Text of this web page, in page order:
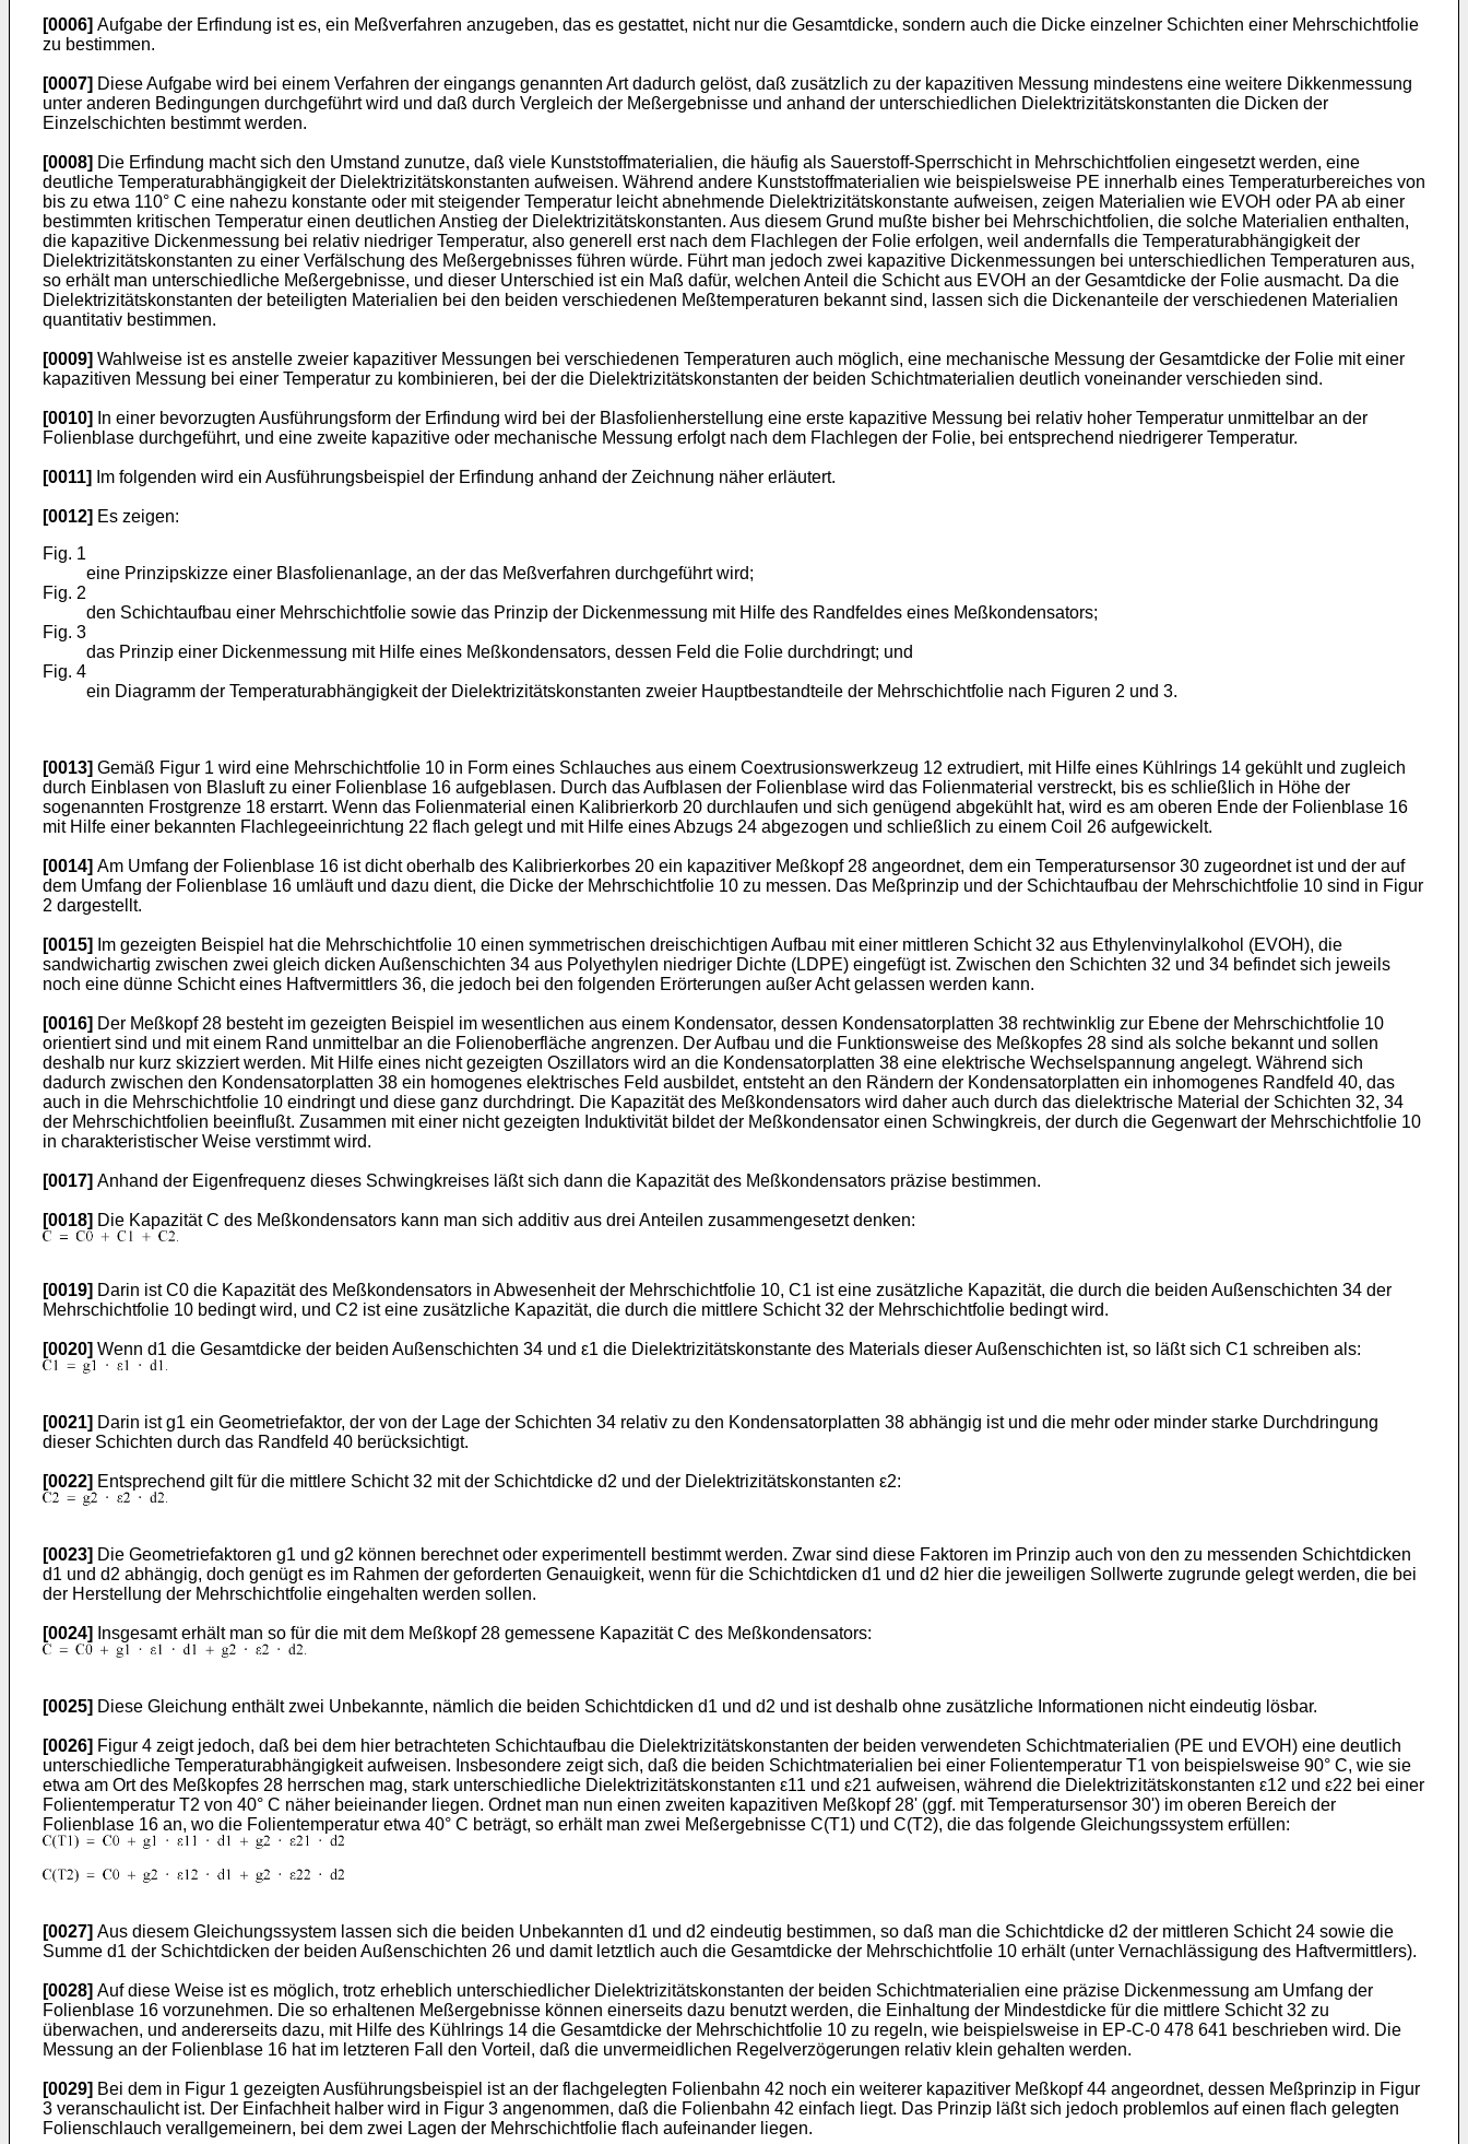
[0006] Aufgabe der Erfindung ist es, ein Meßverfahren anzugeben, das es gestattet, nicht nur die Gesamtdicke, sondern auch die Dicke einzelner Schichten einer Mehrschichtfolie
zu bestimmen.
[0007] Diese Aufgabe wird bei einem Verfahren der eingangs genannten Art dadurch gelöst, daß zusätzlich zu der kapazitiven Messung mindestens eine weitere Dikkenmessung
unter anderen Bedingungen durchgeführt wird und daß durch Vergleich der Meßergebnisse und anhand der unterschiedlichen Dielektrizitätskonstanten die Dicken der
Einzelschichten bestimmt werden.
[0008] Die Erfindung macht sich den Umstand zunutze, daß viele Kunststoffmaterialien, die häufig als Sauerstoff-Sperrschicht in Mehrschichtfolien eingesetzt werden, eine
deutliche Temperaturabhängigkeit der Dielektrizitätskonstanten aufweisen. Während andere Kunststoffmaterialien wie beispielsweise PE innerhalb eines Temperaturbereiches von
bis zu etwa 110° C eine nahezu konstante oder mit steigender Temperatur leicht abnehmende Dielektrizitätskonstante aufweisen, zeigen Materialien wie EVOH oder PA ab einer
bestimmten kritischen Temperatur einen deutlichen Anstieg der Dielektrizitätskonstanten. Aus diesem Grund mußte bisher bei Mehrschichtfolien, die solche Materialien enthalten,
die kapazitive Dickenmessung bei relativ niedriger Temperatur, also generell erst nach dem Flachlegen der Folie erfolgen, weil andernfalls die Temperaturabhängigkeit der
Dielektrizitätskonstanten zu einer Verfälschung des Meßergebnisses führen würde. Führt man jedoch zwei kapazitive Dickenmessungen bei unterschiedlichen Temperaturen aus,
so erhält man unterschiedliche Meßergebnisse, und dieser Unterschied ist ein Maß dafür, welchen Anteil die Schicht aus EVOH an der Gesamtdicke der Folie ausmacht. Da die
Dielektrizitätskonstanten der beteiligten Materialien bei den beiden verschiedenen Meßtemperaturen bekannt sind, lassen sich die Dickenanteile der verschiedenen Materialien
quantitativ bestimmen.
[0009] Wahlweise ist es anstelle zweier kapazitiver Messungen bei verschiedenen Temperaturen auch möglich, eine mechanische Messung der Gesamtdicke der Folie mit einer
kapazitiven Messung bei einer Temperatur zu kombinieren, bei der die Dielektrizitätskonstanten der beiden Schichtmaterialien deutlich voneinander verschieden sind.
[0010]
In einer bevorzugten Ausführungsform der Erfindung wird bei der Blasfolienherstellung eine erste kapazitive Messung bei relativ hoher Temperatur unmittelbar an der
Folienblase durchgeführt, und eine zweite kapazitive oder mechanische Messung erfolgt nach dem Flachlegen der Folie, bei entsprechend niedrigerer Temperatur.
[0011] Im folgenden wird ein Ausführungsbeispiel der Erfindung anhand der Zeichnung näher erläutert.
[0012] Es zeigen:
Fig. 1
eine Prinzipskizze einer Blasfolienanlage, an der das Meßverfahren durchgeführt wird;
Fig. 2
den Schichtaufbau einer Mehrschichtfolie sowie das Prinzip der Dickenmessung mit Hilfe des Randfeldes eines Meßkondensators;
Fig. 3
das Prinzip einer Dickenmessung mit Hilfe eines Meßkondensators, dessen Feld die Folie durchdringt; und
Fig. 4
ein Diagramm der Temperaturabhängigkeit der Dielektrizitätskonstanten zweier Hauptbestandteile der Mehrschichtfolie nach Figuren 2 und 3.
[0013] Gemäß Figur 1 wird eine Mehrschichtfolie 10 in Form eines Schlauches aus einem Coextrusionswerkzeug 12 extrudiert, mit Hilfe eines Kühlrings 14 gekühlt und zugleich
durch Einblasen von Blasluft zu einer Folienblase 16 aufgeblasen. Durch das Aufblasen der Folienblase wird das Folienmaterial verstreckt, bis es schließlich in Höhe der
sogenannten Frostgrenze 18 erstarrt. Wenn das Folienmaterial einen Kalibrierkorb 20 durchlaufen und sich genügend abgekühlt hat, wird es am oberen Ende der Folienblase 16
mit Hilfe einer bekannten Flachlegeeinrichtung 22 flach gelegt und mit Hilfe eines Abzugs 24 abgezogen und schließlich zu einem Coil 26 aufgewickelt.
[0014] Am Umfang der Folienblase 16 ist dicht oberhalb des Kalibrierkorbes 20 ein kapazitiver Meßkopf 28 angeordnet, dem ein Temperatursensor 30 zugeordnet ist und der auf
dem Umfang der Folienblase 16 umläuft und dazu dient, die Dicke der Mehrschichtfolie 10 zu messen. Das Meßprinzip und der Schichtaufbau der Mehrschichtfolie 10 sind in Figur
2 dargestellt.
[0015]
Im gezeigten Beispiel hat die Mehrschichtfolie 10 einen symmetrischen dreischichtigen Aufbau mit einer mittleren Schicht 32 aus Ethylenvinylalkohol (EVOH), die
sandwichartig zwischen zwei gleich dicken Außenschichten 34 aus Polyethylen niedriger Dichte (LDPE) eingefügt ist. Zwischen den Schichten 32 und 34 befindet sich jeweils
noch eine dünne Schicht eines Haftvermittlers 36, die jedoch bei den folgenden Erörterungen außer Acht gelassen werden kann.
[0016] Der Meßkopf 28 besteht im gezeigten Beispiel im wesentlichen aus einem Kondensator, dessen Kondensatorplatten 38 rechtwinklig zur Ebene der Mehrschichtfolie 10
orientiert sind und mit einem Rand unmittelbar an die Folienoberfläche angrenzen. Der Aufbau und die Funktionsweise des Meßkopfes 28 sind als solche bekannt und sollen
deshalb nur kurz skizziert werden. Mit Hilfe eines nicht gezeigten Oszillators wird an die Kondensatorplatten 38 eine elektrische Wechselspannung angelegt. Während sich
dadurch zwischen den Kondensatorplatten 38 ein homogenes elektrisches Feld ausbildet, entsteht an den Rändern der Kondensatorplatten ein inhomogenes Randfeld 40, das
auch in die Mehrschichtfolie 10 eindringt und diese ganz durchdringt. Die Kapazität des Meßkondensators wird daher auch durch das dielektrische Material der Schichten 32, 34
der Mehrschichtfolien beeinflußt. Zusammen mit einer nicht gezeigten Induktivität bildet der Meßkondensator einen Schwingkreis, der durch die Gegenwart der Mehrschichtfolie 10
in charakteristischer Weise verstimmt wird.
[0017] Anhand der Eigenfrequenz dieses Schwingkreises läßt sich dann die Kapazität des Meßkondensators präzise bestimmen.
[0018] Die Kapazität C des Meßkondensators kann man sich additiv aus drei Anteilen zusammengesetzt denken:
[0019] Darin ist C0 die Kapazität des Meßkondensators in Abwesenheit der Mehrschichtfolie 10, C1 ist eine zusätzliche Kapazität, die durch die beiden Außenschichten 34 der
Mehrschichtfolie 10 bedingt wird, und C2 ist eine zusätzliche Kapazität, die durch die mittlere Schicht 32 der Mehrschichtfolie bedingt wird.
[0020] Wenn d1 die Gesamtdicke der beiden Außenschichten 34 und ε1 die Dielektrizitätskonstante des Materials dieser Außenschichten ist, so läßt sich C1 schreiben als:
[0021] Darin ist g1 ein Geometriefaktor, der von der Lage der Schichten 34 relativ zu den Kondensatorplatten 38 abhängig ist und die mehr oder minder starke Durchdringung
dieser Schichten durch das Randfeld 40 berücksichtigt.
[0022] Entsprechend gilt für die mittlere Schicht 32 mit der Schichtdicke d2 und der Dielektrizitätskonstanten ε2:
[0023] Die Geometriefaktoren g1 und g2 können berechnet oder experimentell bestimmt werden. Zwar sind diese Faktoren im Prinzip auch von den zu messenden Schichtdicken
d1 und d2 abhängig, doch genügt es im Rahmen der geforderten Genauigkeit, wenn für die Schichtdicken d1 und d2 hier die jeweiligen Sollwerte zugrunde gelegt werden, die bei
der Herstellung der Mehrschichtfolie eingehalten werden sollen.
[0024] Insgesamt erhält man so für die mit dem Meßkopf 28 gemessene Kapazität C des Meßkondensators:
[0025] Diese Gleichung enthält zwei Unbekannte, nämlich die beiden Schichtdicken d1 und d2 und ist deshalb ohne zusätzliche Informationen nicht eindeutig lösbar.
[0026] Figur 4 zeigt jedoch, daß bei dem hier betrachteten Schichtaufbau die Dielektrizitätskonstanten der beiden verwendeten Schichtmaterialien (PE und EVOH) eine deutlich
unterschiedliche Temperaturabhängigkeit aufweisen. Insbesondere zeigt sich, daß die beiden Schichtmaterialien bei einer Folientemperatur T1 von beispielsweise 90° C, wie sie
etwa am Ort des Meßkopfes 28 herrschen mag, stark unterschiedliche Dielektrizitätskonstanten ε11 und ε21 aufweisen, während die Dielektrizitätskonstanten ε12 und ε22 bei einer
Folientemperatur T2 von 40° C näher beieinander liegen. Ordnet man nun einen zweiten kapazitiven Meßkopf 28' (ggf. mit Temperatursensor 30') im oberen Bereich der
Folienblase 16 an, wo die Folientemperatur etwa 40° C beträgt, so erhält man zwei Meßergebnisse C(T1) und C(T2), die das folgende Gleichungssystem erfüllen:
[0027] Aus diesem Gleichungssystem lassen sich die beiden Unbekannten d1 und d2 eindeutig bestimmen, so daß man die Schichtdicke d2 der mittleren Schicht 24 sowie die
Summe d1 der Schichtdicken der beiden Außenschichten 26 und damit letztlich auch die Gesamtdicke der Mehrschichtfolie 10 erhält (unter Vernachlässigung des Haftvermittlers).
[0028] Auf diese Weise ist es möglich, trotz erheblich unterschiedlicher Dielektrizitätskonstanten der beiden Schichtmaterialien eine präzise Dickenmessung am Umfang der
Folienblase 16 vorzunehmen. Die so erhaltenen Meßergebnisse können einerseits dazu benutzt werden, die Einhaltung der Mindestdicke für die mittlere Schicht 32 zu
überwachen, und andererseits dazu, mit Hilfe des Kühlrings 14 die Gesamtdicke der Mehrschichtfolie 10 zu regeln, wie beispielsweise in EP-C-0 478 641 beschrieben wird. Die
Messung an der Folienblase 16 hat im letzteren Fall den Vorteil, daß die unvermeidlichen Regelverzögerungen relativ klein gehalten werden.
[0029] Bei dem in Figur 1 gezeigten Ausführungsbeispiel ist an der flachgelegten Folienbahn 42 noch ein weiterer kapazitiver Meßkopf 44 angeordnet, dessen Meßprinzip in Figur
3 veranschaulicht ist. Der Einfachheit halber wird in Figur 3 angenommen, daß die Folienbahn 42 einfach liegt. Das Prinzip läßt sich jedoch problemlos auf einen flach gelegten
Folienschlauch verallgemeinern, bei dem zwei Lagen der Mehrschichtfolie flach aufeinander liegen.